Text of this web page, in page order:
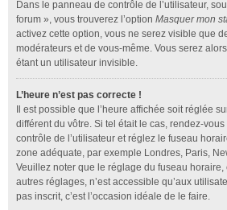
Dans le panneau de contrôle de l’utilisateur,
forum », vous trouverez l’option Masquer mon
activez cette option, vous ne serez visible que
modérateurs et de vous-même. Vous serez
étant un utilisateur invisible.
L’heure n’est pas correcte !
Il est possible que l’heure affichée soit réglée
différent du vôtre. Si tel était le cas, rendez-
contrôle de l’utilisateur et réglez le fuseau
zone adéquate, par exemple Londres, Paris,
Veuillez noter que le réglage du fuseau
autres réglages, n’est accessible qu’aux
pas inscrit, c’est l’occasion idéale de le faire.